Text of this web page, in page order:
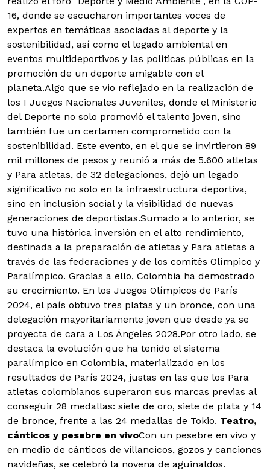
16, donde se escucharon importantes voces de
expertos en temáticas asociadas al deporte y la
sostenibilidad, así como el legado ambiental en
eventos multideportivos y las políticas públicas en la
promoción de un deporte amigable con el
planeta.Algo que se vio reflejado en la realización de
los I Juegos Nacionales Juveniles, donde el Ministerio
del Deporte no solo promovió el talento joven, sino
también fue un certamen comprometido con la
sostenibilidad. Este evento, en el que se invirtieron 89
mil millones de pesos y reunió a más de 5.600 atletas
y Para atletas, de 32 delegaciones, dejó un legado
significativo no solo en la infraestructura deportiva,
sino en inclusión social y la visibilidad de nuevas
generaciones de deportistas.Sumado a lo anterior, se
tuvo una histórica inversión en el alto rendimiento,
destinada a la preparación de atletas y Para atletas a
través de las federaciones y de los comités Olímpico y
Paralímpico. Gracias a ello, Colombia ha demostrado
su crecimiento. En los Juegos Olímpicos de París
2024, el país obtuvo tres platas y un bronce, con una
delegación mayoritariamente joven que desde ya se
proyecta de cara a Los Ángeles 2028.Por otro lado, se
destaca la evolución que ha tenido el sistema
paralímpico en Colombia, materializado en los
resultados de París 2024, justas en las que los Para
atletas colombianos superaron sus marcas previas al
conseguir 28 medallas: siete de oro, siete de plata y 14
de bronce, frente a las 24 medallas de Tokio. Teatro,
cánticos y pesebre en vivoCon un pesebre en vivo y
en medio de cánticos de villancicos, gozos y canciones
navideñas, se celebró la novena de aguinaldos.